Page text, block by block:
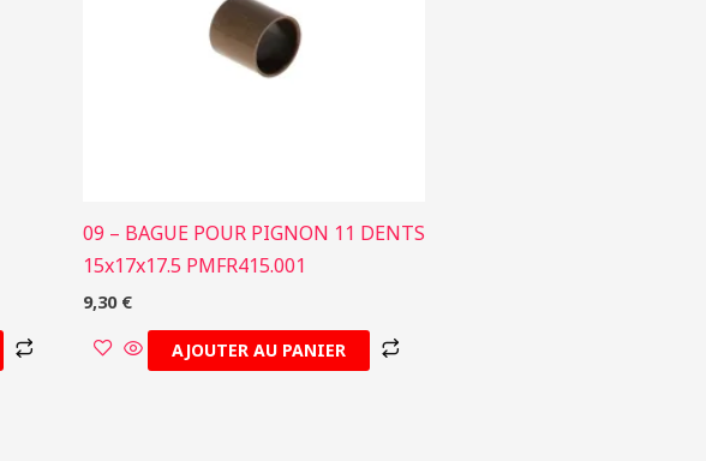
09 – BAGUE POUR PIGNON 11 DENTS
15x17x17.5 PMFR415.001
9,30 €
AJOUTER AU PANIER